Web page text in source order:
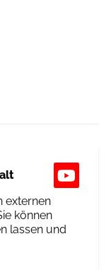
externen
können
lassen und